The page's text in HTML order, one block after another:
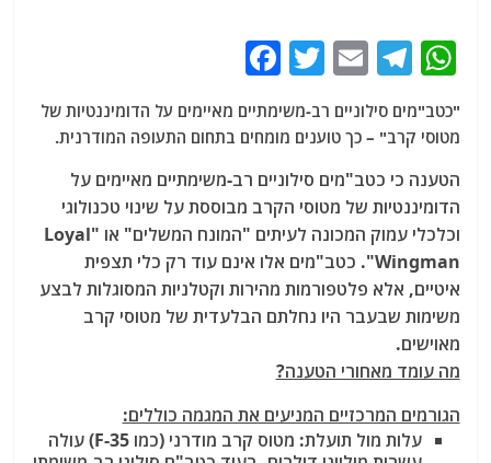
W
at
s
A
p
p
T
el
e
g
ra
m
E
ai
l
T
itt
er
c
e
b
o
o
k
"כטב"מים סילוניים רב-משימתיים מאיימים על הדומיננטיות של
מטוסי קרב" – כך טוענים מומחים בתחום התעופה המודרנית.
הטענה כי כטב"מים סילוניים רב-משימתיים מאיימים על
הדומיננטיות של מטוסי הקרב מבוססת על שינוי טכנולוגי
וכלכלי עמוק המכונה לעיתים "המונח המשלים" או "Loyal
Wingman". כטב"מים אלו אינם עוד רק כלי תצפית
איטיים, אלא פלטפורמות מהירות וקטלניות המסוגלות לבצע
משימות שבעבר היו נחלתם הבלעדית של מטוסי קרב
מאוישים.
מה עומד מאחורי הטענה?
הגורמים המרכזיים המניעים את המגמה כוללים:
עלות מול תועלת:
מטוס קרב מודרני (כמו F-35) עולה